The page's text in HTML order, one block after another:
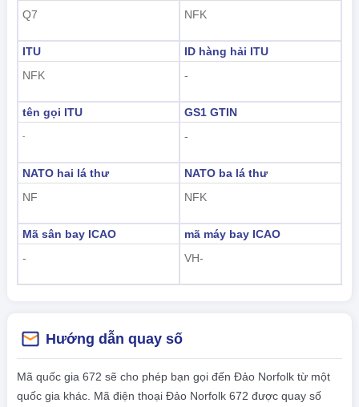
Q7 NFK
ITU
NFK
ID hàng hải ITU
-
tên gọi ITU
-
GS1 GTIN
-
NATO hai lá thư
NF
NATO ba lá thư
NFK
Mã sân bay ICAO
-
mã máy bay ICAO
VH-
Hướng dẫn quay số
Mã quốc gia 672 sẽ cho phép bạn gọi đến Đảo Norfolk từ một
quốc gia khác. Mã điện thoại Đảo Norfolk 672 được quay số